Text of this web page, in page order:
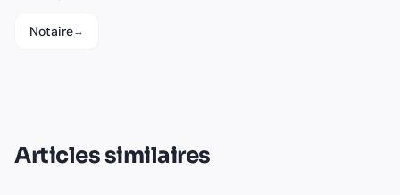
Notaire→
Articles similaires